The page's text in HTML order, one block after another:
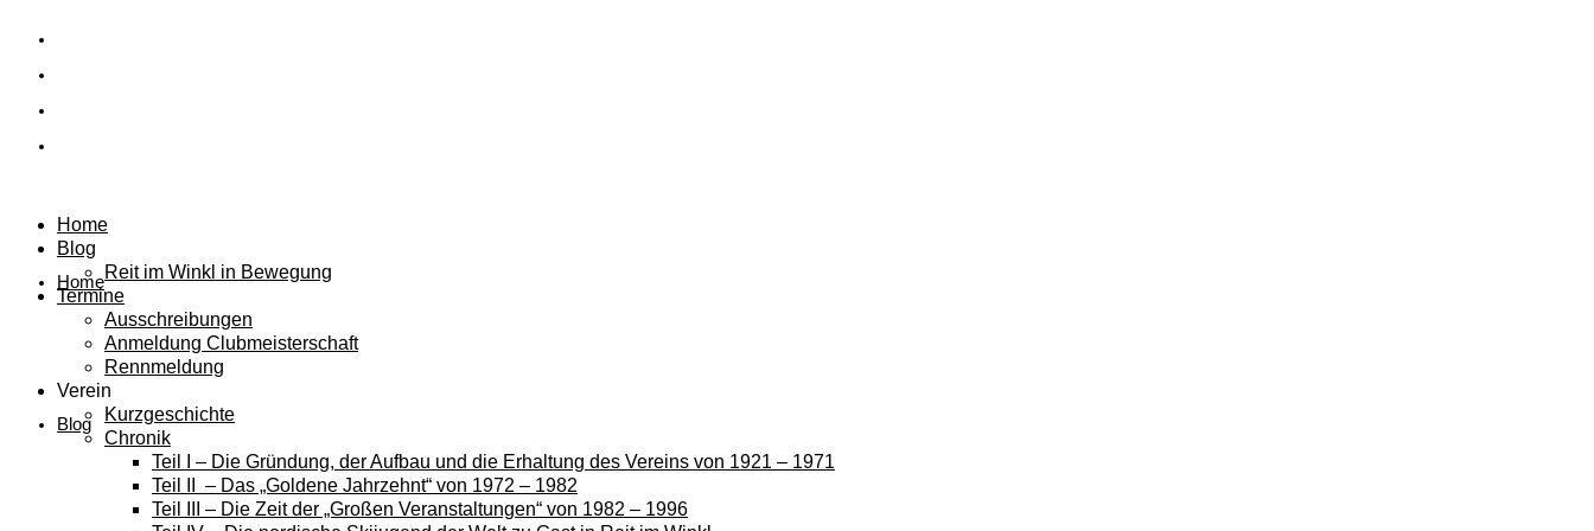
Home
Blog
Home
Blog
Reit im Winkl in Bewegung
Termine
Ausschreibungen
Anmeldung Clubmeisterschaft
Rennmeldung
Verein
Kurzgeschichte
Chronik
Teil I – Die Gründung, der Aufbau und die Erhaltung des Vereins von 1921 – 1971
Teil II – Das „Goldene Jahrzehnt“ von 1972 – 1982
Teil III – Die Zeit der „Großen Veranstaltungen“ von 1982 – 1996